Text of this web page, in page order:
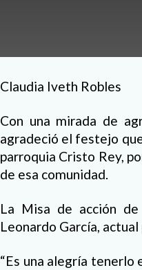
Claudia Iveth Robles
Con una mirada de
agradeció el festejo
parroquia Cristo Rey,
de esa comunidad.
La Misa de acción
Leonardo García,
“Es una alegría tenerlo